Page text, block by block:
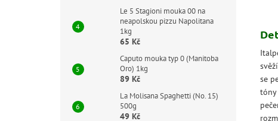
Le 5 Stagioni mouka 00 na
neapolskou pizzu Napolitana
1kg
65 Kč
Caputo mouka typ 0 (Manitoba
Oro) 1kg
89 Kč
La Molisana Spaghetti (No. 15)
500g
49 Kč
se
tóny